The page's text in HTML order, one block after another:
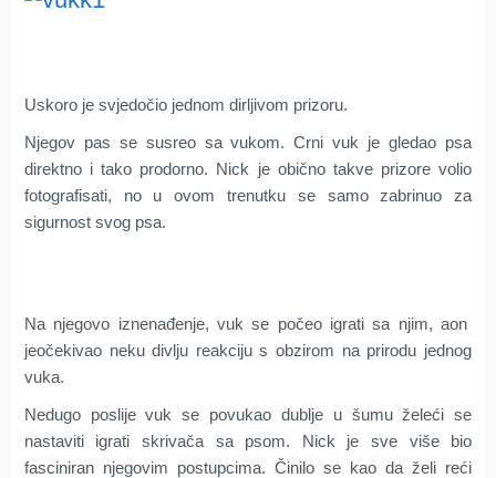
Uskoro je svjedočio jednom dirljivom prizoru.
Njegov pas se susreo sa vukom. Crni vuk je gledao psa
direktno i tako prodorno. Nick je obično takve prizore volio
fotografisati, no u ovom trenutku se samo zabrinuo za
sigurnost svog psa.
Na njegovo iznenađenje, vuk se počeo igrati sa njim, aon
jeočekivao neku divlju reakciju s obzirom na prirodu jednog
vuka.
Nedugo poslije vuk se povukao dublje u šumu želeći se
nastaviti igrati skrivača sa psom. Nick je sve više bio
fasciniran njegovim postupcima. Činilo se kao da želi reći